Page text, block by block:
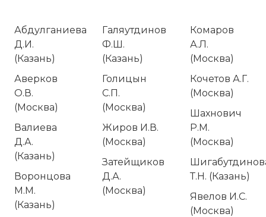
Абдулганиева
Д.И.
(Казань)
Аверков
О.В.
(Москва)
Валиева
Д.А.
(Казань)
Воронцова
М.М.
(Казань)
Галяутдинов
Ф.Ш.
(Казань)
Голицын
С.П.
(Москва)
Жиров И.В.
(Москва)
Затейщиков
Д.А.
(Москва)
Комаров
А.Л.
(Москва)
Кочетов А.Г.
(Москва)
Шахнович
Р.М.
(Москва)
Т.Н. (Казань)
Явелов И.С.
(Москва)